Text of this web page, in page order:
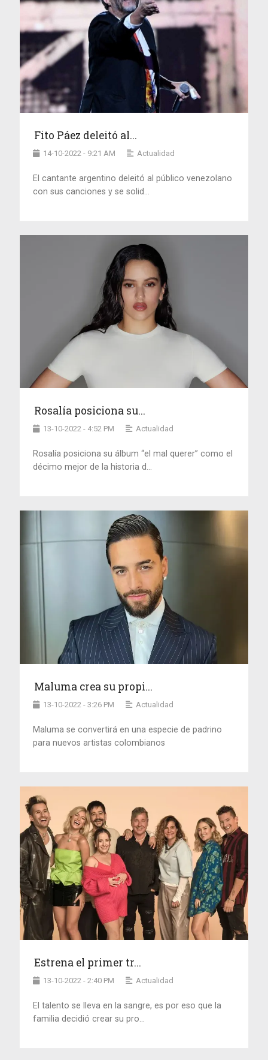
Fito Páez deleitó al...
14-10-2022 - 9:21 AM Actualidad
El cantante argentino deleitó al público venezolano
con sus canciones y se solid...
Rosalía posiciona su...
13-10-2022 - 4:52 PM Actualidad
Rosalía posiciona su álbum “el mal querer” como el
décimo mejor de la historia d...
Maluma crea su propi...
13-10-2022 - 3:26 PM Actualidad
Maluma se convertirá en una especie de padrino
para nuevos artistas colombianos
Estrena el primer tr...
13-10-2022 - 2:40 PM Actualidad
El talento se lleva en la sangre, es por eso que la
familia decidió crear su pro...